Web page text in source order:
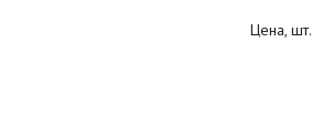
Цена, шт.